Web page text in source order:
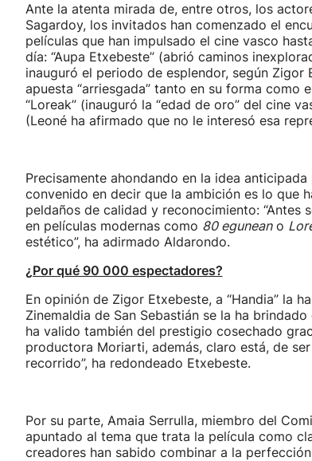
Ante la atenta mirada de, entre otros, los
Sagardoy, los invitados han comenzado el
películas que han impulsado el cine vasco
día: “Aupa Etxebeste” (abrió caminos
inauguró el periodo de esplendor, según Zigor
apuesta “arriesgada” tanto en su forma como
“Loreak” (inauguró la “edad de oro” del cine
(Leoné ha afirmado que no le interesó esa
Precisamente ahondando en la idea
convenido en decir que la ambición es lo que
peldaños de calidad y reconocimiento:
en películas modernas como 80 eguneano
estético”, ha adirmado Aldarondo.
¿Por qué 90 000 espectadores?
En opinión de Zigor Etxebeste, a “Handia” la
Zinemaldia de San Sebastián se la ha
ha valido también del prestigio cosechado
productora Moriarti, además, claro está, de
recorrido”, ha redondeado Etxebeste.
Por su parte, Amaia Serrulla, miembro del
apuntado al tema que trata la película como
creadores han sabido combinar a la